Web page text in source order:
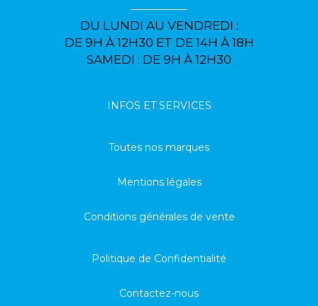
DU LUNDI AU VENDREDI :
DE 9H À 12H30 ET DE 14H À 18H
SAMEDI : DE 9H À 12H30
INFOS ET SERVICES
Toutes nos marques
Mentions légales
Conditions générales de vente
Politique de Confidentialité
Contactez-nous